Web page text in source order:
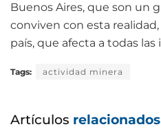
Buenos Aires, que son un
conviven con esta
país, que afecta a todas las
Tags: actividad minera
Artículos relacionados